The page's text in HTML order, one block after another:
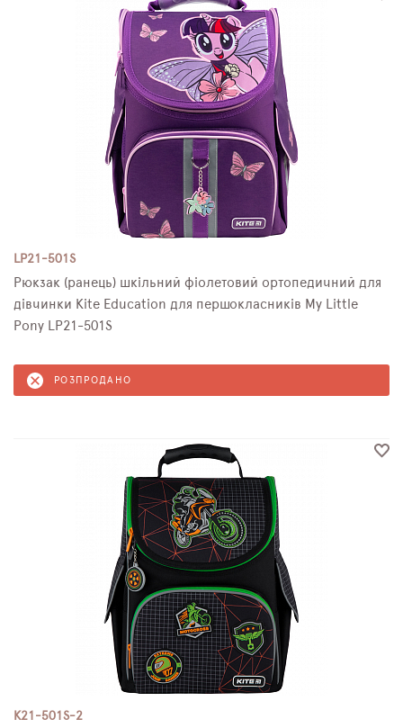
LP21-501S
Рюкзак (ранець) шкільний фіолетовий ортопедичний для
дівчинки Kite Education для першокласників My Little
Pony LP21-501S
РОЗПРОДАНО
K21-501S-2